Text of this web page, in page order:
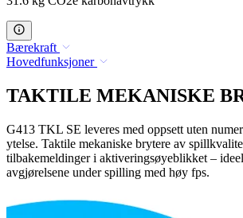
Bærekraft
Hovedfunksjoner
TAKTILE MEKANISKE
G413 TKL SE leveres med oppsett uten
ytelse. Taktile mekaniske brytere av
tilbakemeldinger i aktiveringsøyeblikket –
avgjørelsene under spilling med høy fps.